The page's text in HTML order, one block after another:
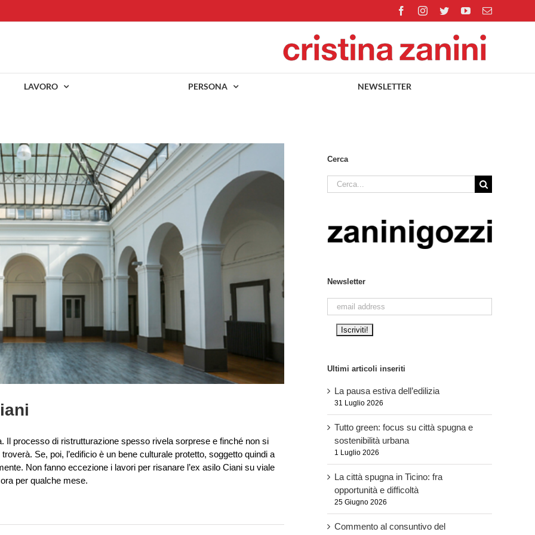
FacebookInstagram
TwitterYouTubeEmail
LAVORO PERSONA NEWSLETTER
Il processo di ristrutturazione spesso rivela sorprese e finché non si
Se, poi, l’edificio è un bene culturale protetto, soggetto quindi a
Non fanno eccezione i lavori per risanare l’ex asilo Ciani su viale
per qualche mese.
Cerca
Cerca
per:
Newsletter
Ultimi articoli inseriti
La pausa estiva dell’edilizia
31 Luglio 2026
Tutto green: focus su città spugna e
sostenibilità urbana
1 Luglio 2026
La città spugna in Ticino: fra
opportunità e difficoltà
25 Giugno 2026
Commento al consuntivo del